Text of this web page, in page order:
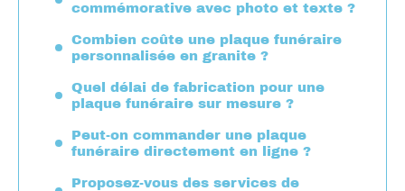
commémorative avec photo et texte ?
Combien coûte une plaque funéraire
personnalisée en granite ?
Quel délai de fabrication pour une
plaque funéraire sur mesure ?
Peut-on commander une plaque
funéraire directement en ligne ?
Proposez-vous des services de